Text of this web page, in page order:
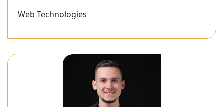
Web Technologies